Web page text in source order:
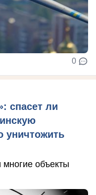
0
спасет ли
уничтожить
объекты